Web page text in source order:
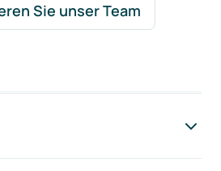
Sie unser Team